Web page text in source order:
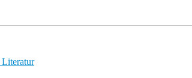
Literatur